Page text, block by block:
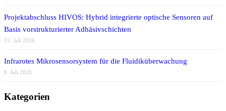
Projektabschluss HIVOS: Hybrid integrierte optische Sensoren auf
Basis vorstrukturierter Adhäsivschichten
15. Juli 2026
Infrarotes Mikrosensorsystem für die Fluidiküberwachung
8. Juli 2026
Kategorien